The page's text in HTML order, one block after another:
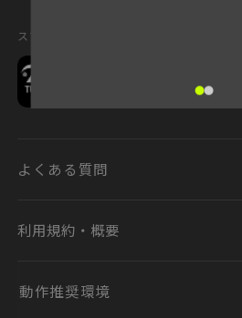
スマートフォンアプリ
アプリでもっと快適に
よくある質問
利用規約・概要
動作推奨環境